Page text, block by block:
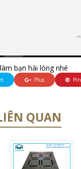
bạn hài lòng nhé
Plus Pin
QUAN